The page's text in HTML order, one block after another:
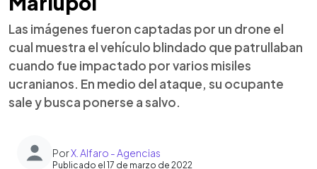
Las imágenes fueron captadas por un drone el
cual muestra el vehículo blindado que patrullaban
cuando fue impactado por varios misiles
ucranianos. En medio del ataque, su ocupante
sale y busca ponerse a salvo.
PorX. Alfaro - Agencias
Publicado el 17 de marzo de 2022